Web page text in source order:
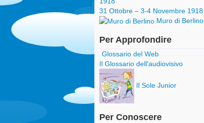
31 Ottobre – 3-4 Novembre 1918
Muro di Berlino
Per Approfondire
Glossario del Web
Il Glossario dell'audiovisivo
Il Sole Junior
Per Conoscere